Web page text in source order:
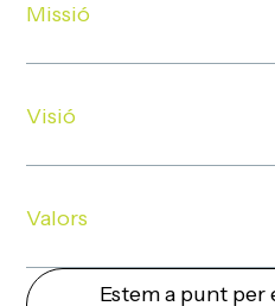
Missió
Visió
Valors
Estem a punt per